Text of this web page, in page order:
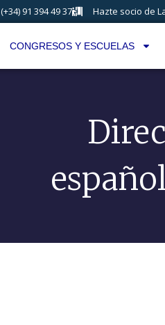
(+34) 91 394 49 37 Hazte socio de
CONGRESOS Y ESCUELAS